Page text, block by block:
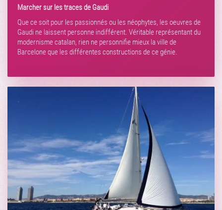
Marcher sur les traces de Gaudi
Que ce soit pour les passionnés ou les néophytes, les oeuvres de
Gaudi ne laissent personne indifférent. Véritable représentant du
modernisme catalan, rien ne personnifie mieux la ville de
Barcelone que les différentes constructions de ce génie.